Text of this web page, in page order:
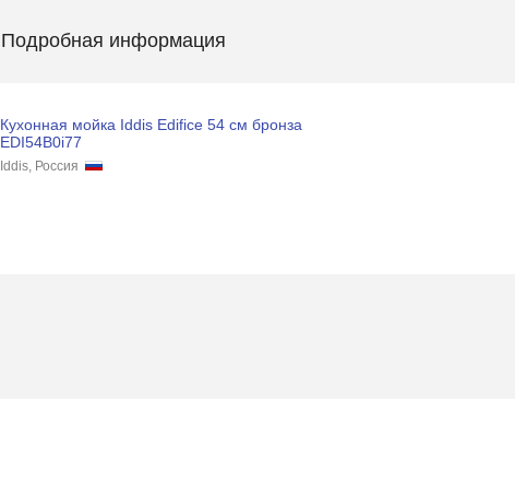
Подробная информация
Кухонная мойка Iddis Edifice 54 см бронза
EDI54B0i77
Iddis, Россия